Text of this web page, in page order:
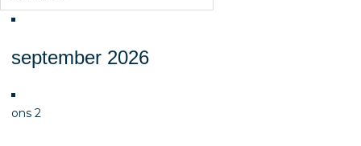
september 2026
ons 2